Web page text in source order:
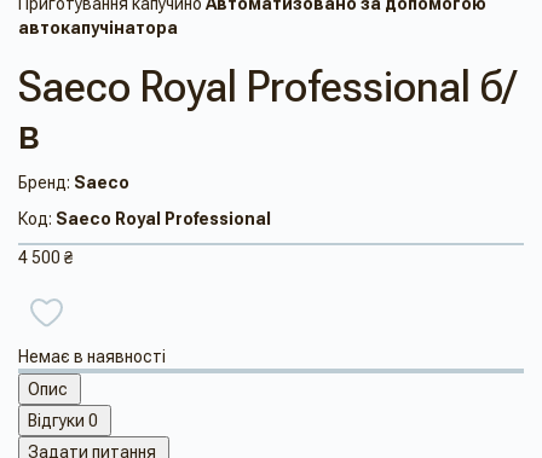
Приготування капучино Автоматизовано за допомогою
автокапучінатора
Saeco Royal Professional б/
в
Бренд: Saeco
Код: Saeco Royal Professional
4 500 ₴
Немає в наявності
Опис
Відгуки 0
Задати питання